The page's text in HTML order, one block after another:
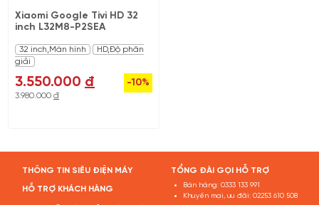
Xiaomi Google Tivi HD 32
inch L32M8-P2SEA
32 inch,Màn hình
HD,Độ phân
giải
3.550.000 đ -10%
3.980.000 đ
THÔNG TIN SIÊU ĐIỆN MÁY
HỖ TRỢ KHÁCH HÀNG
TỔNG ĐÀI GỌI HỖ TRỢ
Bán hàng: 0333 133 991
Khuyến mại, ưu đãi: 02253 610 508